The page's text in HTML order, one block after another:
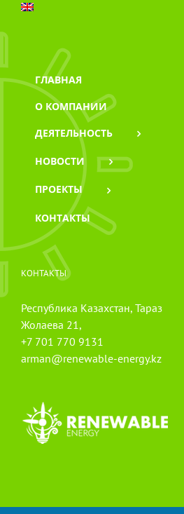
ГЛАВНАЯ
О КОМПАНИИ
ДЕЯТЕЛЬНОСТЬ
НОВОСТИ
ПРОЕКТЫ
КОНТАКТЫ
КОНТАКТЫ
Республика Казахстан, Тараз
Жолаева 21,
+7 701 770 9131
arman@renewable-energy.kz